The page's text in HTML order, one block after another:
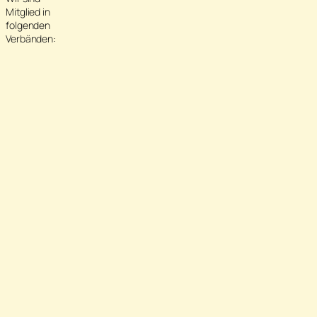
Mitglied in
folgenden
Verbänden: